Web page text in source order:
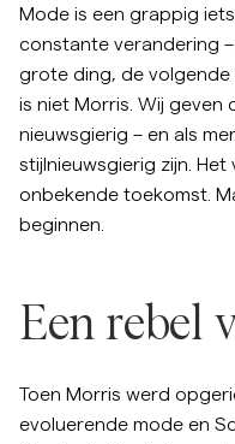
Broeken
Jeans
Blazers
Overshirts
Mode is een grappig
constante verandering
grote ding, de
is niet Morris. Wij geven
nieuwsgierig – en als
stijlnieuwsgierig zijn.
onbekende toekomst.
beginnen.
Een rebel
Toen Morris werd
evoluerende mode en